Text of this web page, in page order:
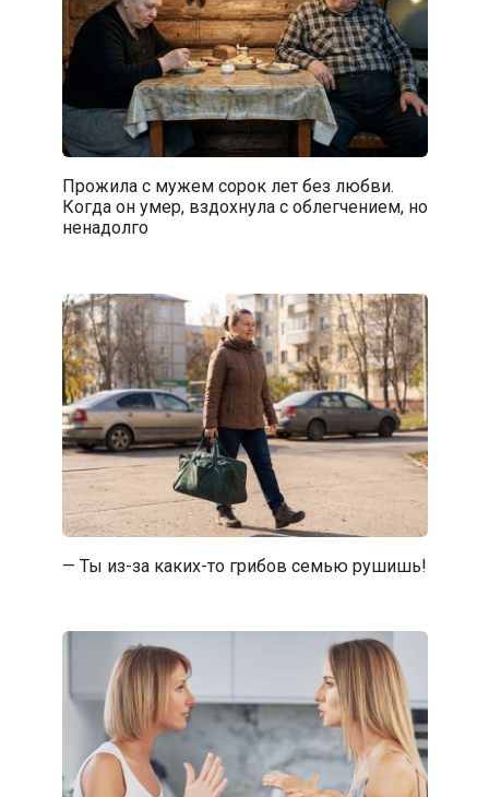
Прожила с мужем сорок лет без любви.
Когда он умер, вздохнула с облегчением, но
ненадолго
— Ты из-за каких-то грибов семью рушишь!